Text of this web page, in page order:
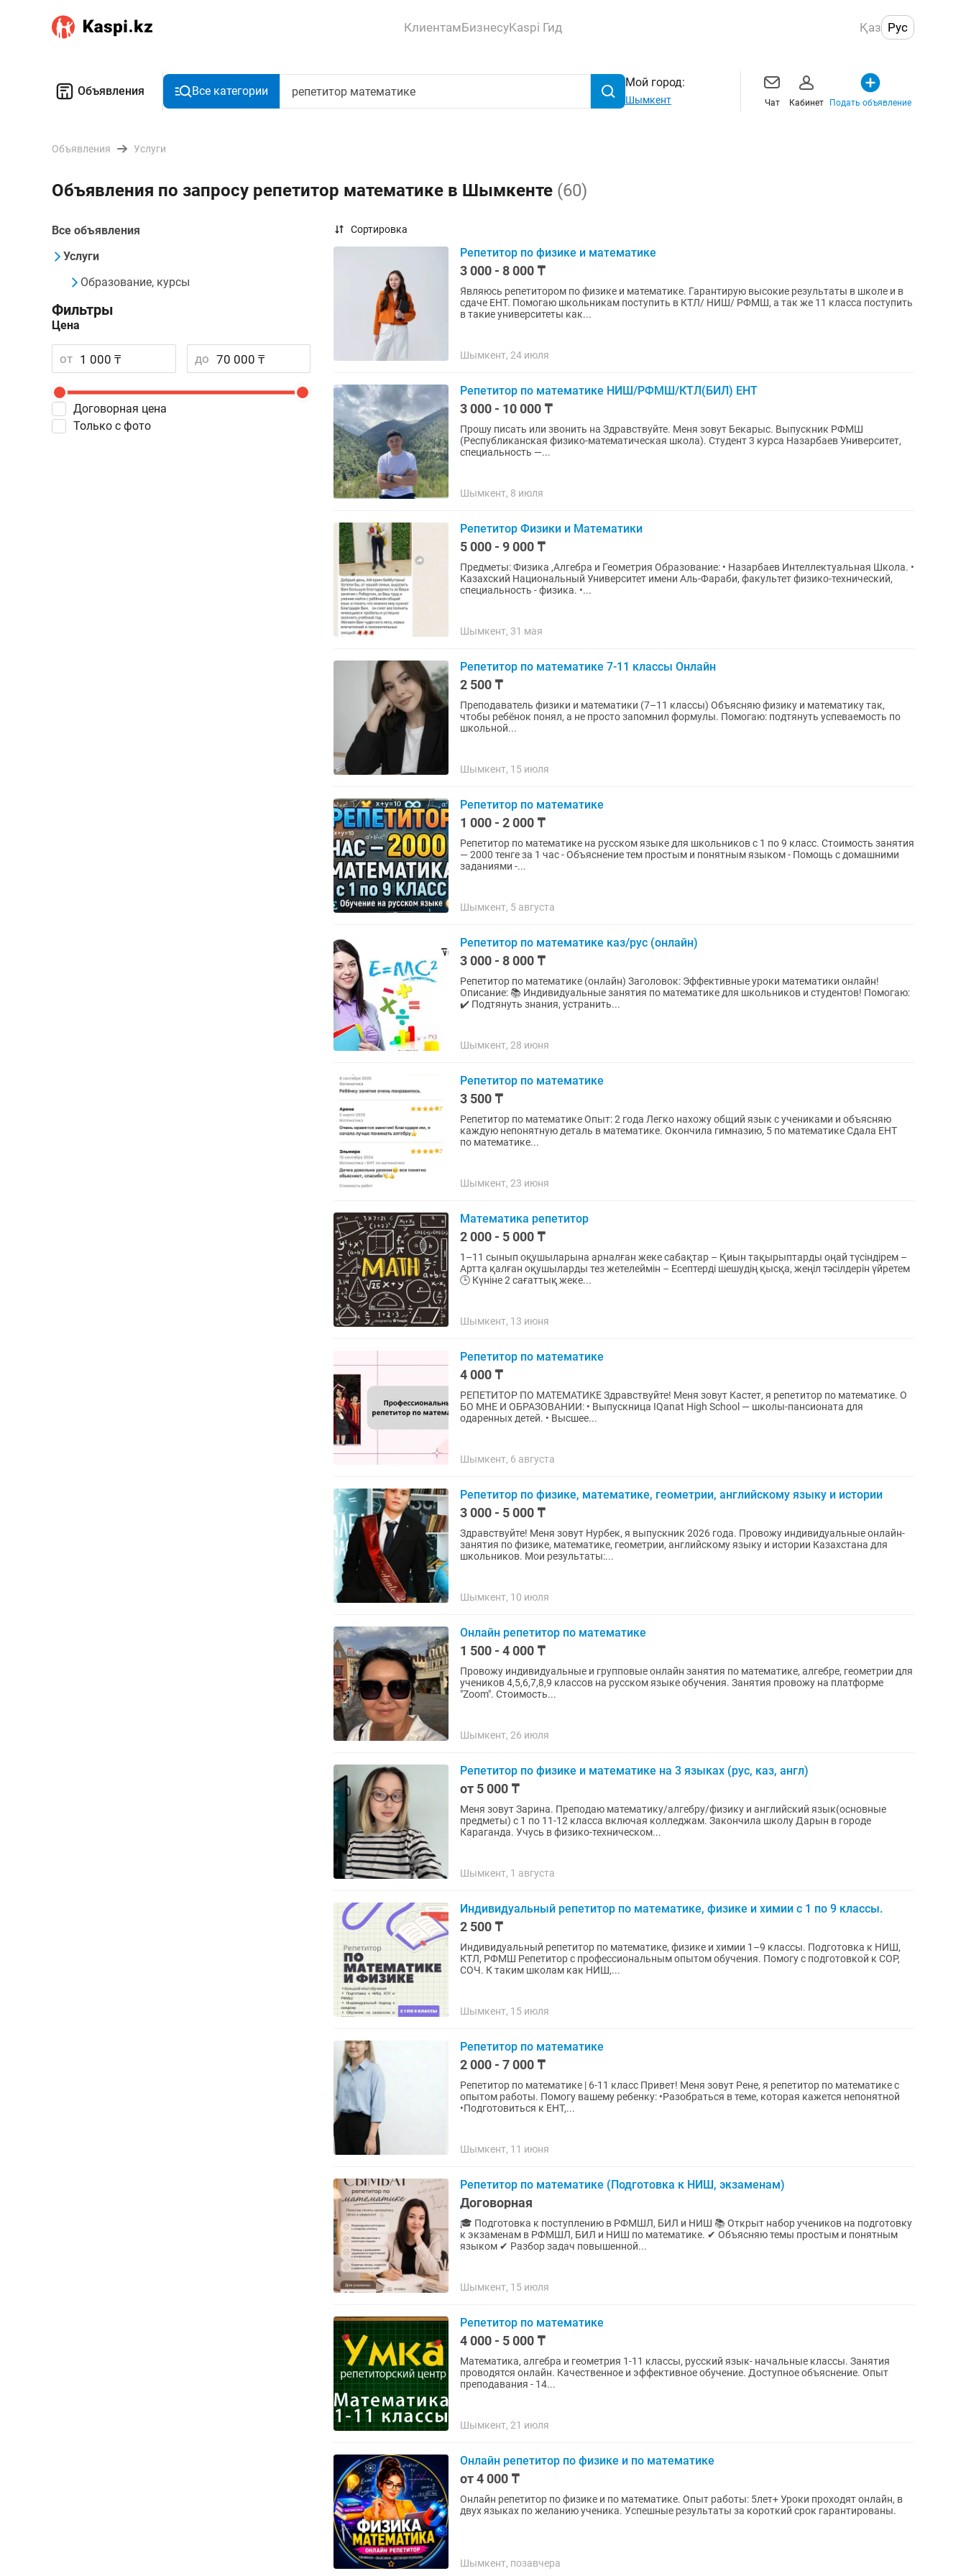
КлиентамБизнесуKaspi Гид Қаз Рус
Объявления Все категории
Мой город:
Шымкент Чат Кабинет Подать объявление
Объявления Услуги
Объявления по запросу репетитор математике в Шымкенте (60)
Все объявления
Услуги
Образование, курсы
Фильтры
Цена
от до
Договорная цена
Только с фото
Сортировка
Репетитор по физике и математике
3 000 - 8 000 ₸
Являюсь репетитором по физике и математике. Гарантирую высокие результаты в школе и в
сдаче ЕНТ. Помогаю школьникам поступить в КТЛ/ НИШ/ РФМШ, а так же 11 класса поступить
в такие университеты как...
Шымкент, 24 июля
Репетитор по математике НИШ/РФМШ/КТЛ(БИЛ) ЕНТ
3 000 - 10 000 ₸
Прошу писать или звонить на Здравствуйте. Меня зовут Бекарыс. Выпускник РФМШ
(Республиканская физико-математическая школа). Студент 3 курса Назарбаев Университет,
специальность —...
Шымкент, 8 июля
Репетитор Физики и Математики
5 000 - 9 000 ₸
Предметы: Физика ,Алгебра и Геометрия Образование: • Назарбаев Интеллектуальная Школа. •
Казахский Национальный Университет имени Аль-Фараби, факультет физико-технический,
специальность - физика. •...
Шымкент, 31 мая
Репетитор по математике 7-11 классы Онлайн
2 500 ₸
Преподаватель физики и математики (7–11 классы) Объясняю физику и математику так,
чтобы ребёнок понял, а не просто запомнил формулы. Помогаю: подтянуть успеваемость по
школьной...
Шымкент, 15 июля
Репетитор по математике
1 000 - 2 000 ₸
Репетитор по математике на русском языке для школьников с 1 по 9 класс. Стоимость занятия
— 2000 тенге за 1 час - Объяснение тем простым и понятным языком - Помощь с домашними
заданиями -...
Шымкент, 5 августа
Репетитор по математике каз/рус (онлайн)
3 000 - 8 000 ₸
Репетитор по математике (онлайн) Заголовок: Эффективные уроки математики онлайн!
Описание: 📚 Индивидуальные занятия по математике для школьников и студентов! Помогаю:
✔️ Подтянуть знания, устранить...
Шымкент, 28 июня
Репетитор по математике
3 500 ₸
Репетитор по математике Опыт: 2 года Легко нахожу общий язык с учениками и объясняю
каждую непонятную деталь в математике. Окончила гимназию, 5 по математике Сдала ЕНТ
по математике...
Шымкент, 23 июня
Математика репетитор
2 000 - 5 000 ₸
1–11 сынып оқушыларына арналған жеке сабақтар – Қиын тақырыптарды оңай түсіндірем –
Артта қалған оқушыларды тез жетелеймін – Есептерді шешудің қысқа, жеңіл тәсілдерін үйретем
🕒 Күніне 2 сағаттық жеке...
Шымкент, 13 июня
Репетитор по математике
4 000 ₸
РЕПЕТИТОР ПО МАТЕМАТИКЕ Здравствуйте! Меня зовут Кастет, я репетитор по математике. О
БО МНЕ И ОБРАЗОВАНИИ: • Выпускница IQanat High School — школы-пансионата для
одаренных детей. • Высшее...
Шымкент, 6 августа
Репетитор по физике, математике, геометрии, английскому языку и истории
3 000 - 5 000 ₸
Здравствуйте! Меня зовут Нурбек, я выпускник 2026 года. Провожу индивидуальные онлайн-
занятия по физике, математике, геометрии, английскому языку и истории Казахстана для
школьников. Мои результаты:...
Шымкент, 10 июля
Онлайн репетитор по математике
1 500 - 4 000 ₸
Провожу индивидуальные и групповые онлайн занятия по математике, алгебре, геометрии для
учеников 4,5,6,7,8,9 классов на русском языке обучения. Занятия провожу на платформе
"Zoom". Стоимость...
Шымкент, 26 июля
Репетитор по физике и математике на 3 языках (рус, каз, англ)
от 5 000 ₸
Меня зовут Зарина. Преподаю математику/алгебру/физику и английский язык(основные
предметы) с 1 по 11-12 класса включая колледжам. Закончила школу Дарын в городе
Караганда. Учусь в физико-техническом...
Шымкент, 1 августа
Индивидуальный репетитор по математике, физике и химии с 1 по 9 классы.
2 500 ₸
Индивидуальный репетитор по математике, физике и химии 1–9 классы. Подготовка к НИШ,
КТЛ, РФМШ Репетитор с профессиональным опытом обучения. Помогу с подготовкой к СОР,
СОЧ. К таким школам как НИШ,...
Шымкент, 15 июля
Репетитор по математике
2 000 - 7 000 ₸
Репетитор по математике | 6-11 класс Привет! Меня зовут Рене, я репетитор по математике с
опытом работы. Помогу вашему ребенку: •Разобраться в теме, которая кажется непонятной
•Подготовиться к ЕНТ,...
Шымкент, 11 июня
Репетитор по математике (Подготовка к НИШ, экзаменам)
Договорная
🎓 Подготовка к поступлению в РФМШЛ, БИЛ и НИШ 📚 Открыт набор учеников на подготовку
к экзаменам в РФМШЛ, БИЛ и НИШ по математике. ✔ Объясняю темы простым и понятным
языком ✔ Разбор задач повышенной...
Шымкент, 15 июля
Репетитор по математике
4 000 - 5 000 ₸
Математика, алгебра и геометрия 1-11 классы, русский язык- начальные классы. Занятия
проводятся онлайн. Качественное и эффективное обучение. Доступное объяснение. Опыт
преподавания - 14...
Шымкент, 21 июля
Онлайн репетитор по физике и по математике
от 4 000 ₸
Онлайн репетитор по физике и по математике. Опыт работы: 5лет+ Уроки проходят онлайн, в
двух языках по желанию ученика. Успешные результаты за короткий срок гарантированы.
Шымкент, позавчера